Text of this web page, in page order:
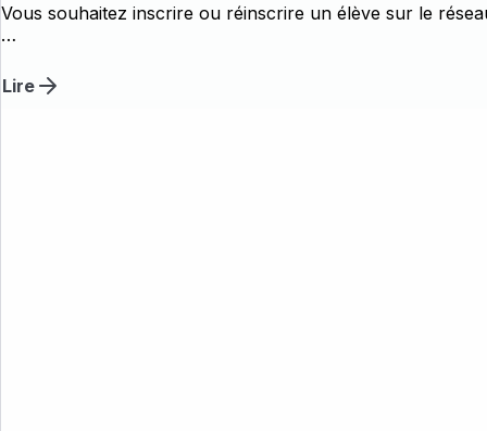
Vous souhaitez inscrire ou réinscrire un élève sur le
Lire